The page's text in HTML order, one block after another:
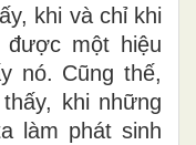
khi và chỉ khi
một hiệu
nó. Cũng thế,
khi những
làm phát sinh